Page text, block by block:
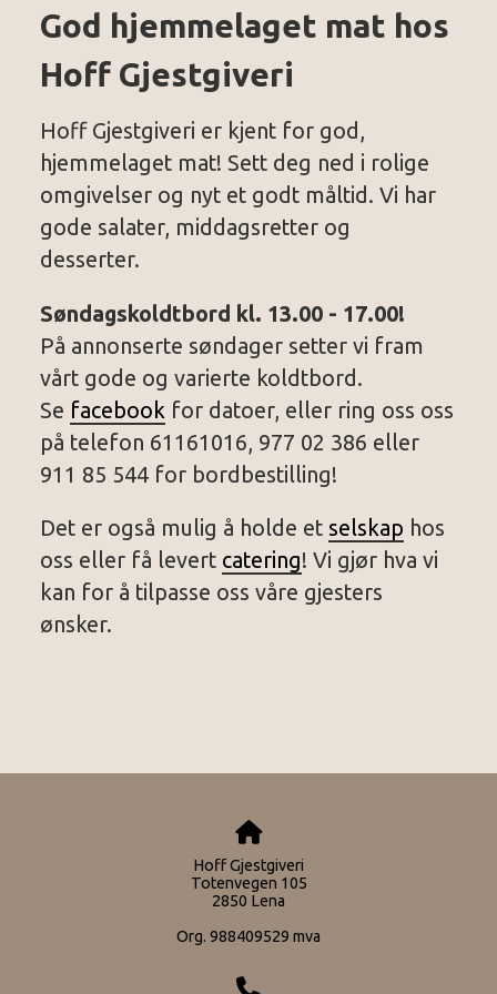
God hjemmelaget mat hos
Hoff Gjestgiveri
Hoff Gjestgiveri er kjent for god,
hjemmelaget mat! Sett deg ned i rolige
omgivelser og nyt et godt måltid. Vi har
gode salater, middagsretter og
desserter.
Søndagskoldtbord kl. 13.00 - 17.00!
På annonserte søndager setter vi fram
vårt gode og varierte koldtbord.
Se facebook for datoer, eller ring oss oss
på telefon 61161016, 977 02 386 eller
911 85 544 for bordbestilling!
Det er også mulig å holde et selskap hos
oss eller få levert catering! Vi gjør hva vi
kan for å tilpasse oss våre gjesters
ønsker.
Hoff Gjestgiveri
Totenvegen 105
2850 Lena
Org. 988409529 mva